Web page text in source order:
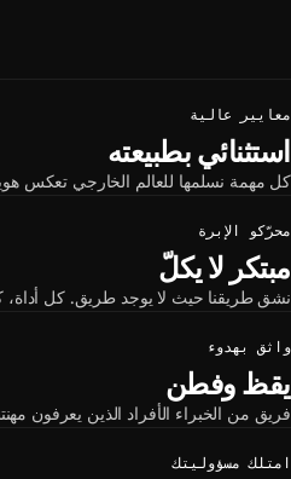
معايير عالية
استثنائي بطبيعته
كل مهمة نسلمها للعالم الخارجي تعكس
محرّكو الإبرة
مبتكر لا يكلّ
نشق طريقنا حيث لا يوجد طريق. كل أداة،
واثق بهدوء
يقظ وفطن
فريق من الخبراء الأفراد الذين يعرفون
امتلك مسؤوليتك